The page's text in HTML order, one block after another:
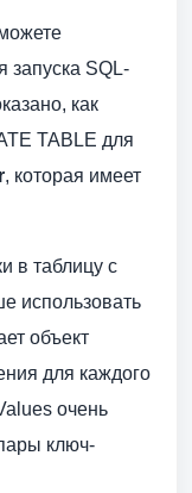
запуска SQL-
как
TABLE для
, которая имеет
в таблицу с
использовать
объект
для каждого
очень
ключ-